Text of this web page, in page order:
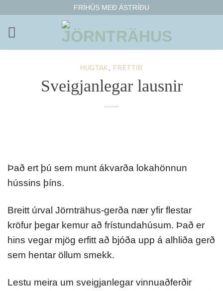
efni
FRÍHÚS MEÐ ÁSTRÍÐU
HUGTAK , FRÉTTIR
Sveigjanlegar lausnir
Það ert þú sem munt ákvarða lokahönnun
hússins þíns.
Breitt úrval Jörnträhus-gerða nær yfir flestar
kröfur þegar kemur að frístundahúsum. Það er
hins vegar mjög erfitt að bjóða upp á alhliða gerð
sem hentar öllum smekk.
Lestu meira um sveigjanlegar vinnuaðferðir